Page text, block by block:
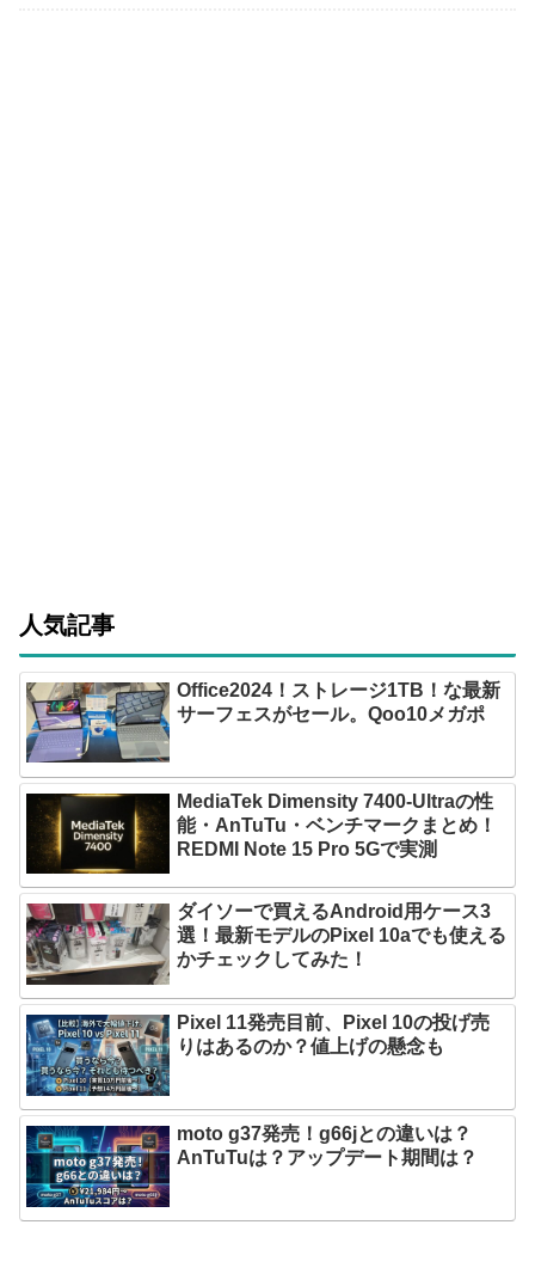
人気記事
Office2024！ストレージ1TB！な最新
サーフェスがセール。Qoo10メガポ
MediaTek Dimensity 7400-Ultraの性
能・AnTuTu・ベンチマークまとめ！
REDMI Note 15 Pro 5Gで実測
ダイソーで買えるAndroid用ケース3
選！最新モデルのPixel 10aでも使える
かチェックしてみた！
Pixel 11発売目前、Pixel 10の投げ売
りはあるのか？値上げの懸念も
moto g37発売！g66jとの違いは？
AnTuTuは？アップデート期間は？